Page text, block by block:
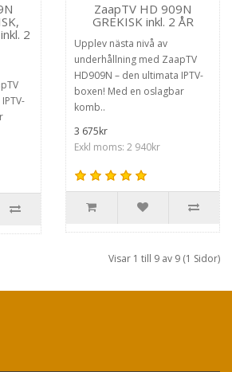
2
ZaapTV HD 909N
GREKISK inkl. 2 ÅR
Upplev nästa nivå av
underhållning med ZaapTV
HD909N – den ultimata IPTV-
boxen! Med en oslagbar
komb..
3 675kr
Exkl moms: 2 940kr
Visar 1 till 9 av 9 (1 Sidor)